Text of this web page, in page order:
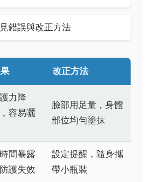
錯誤與改正方法
改正方法
力降
容易曬
臉部用足量，身體
部位均勻塗抹
間暴露
護失效
設定提醒，隨身攜
帶小瓶裝